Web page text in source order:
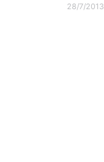
28/7/2013